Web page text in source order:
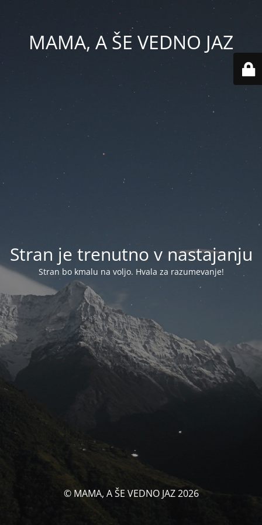
MAMA, A ŠE VEDNO JAZ
Stran je trenutno v nastajanju
Stran bo kmalu na voljo. Hvala za razumevanje!
© MAMA, A ŠE VEDNO JAZ 2026